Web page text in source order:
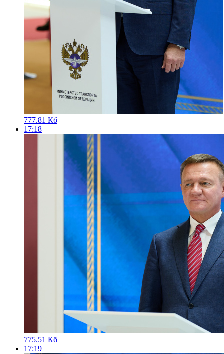
777.81 Кб
17:18
775.51 Кб
17:19